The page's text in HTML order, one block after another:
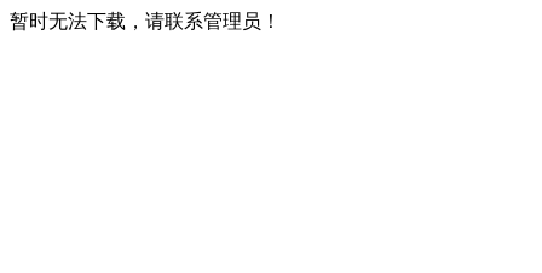
暂时无法下载，请联系管理员！